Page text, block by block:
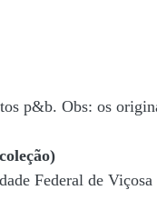
p&b. Obs: os
Federal de